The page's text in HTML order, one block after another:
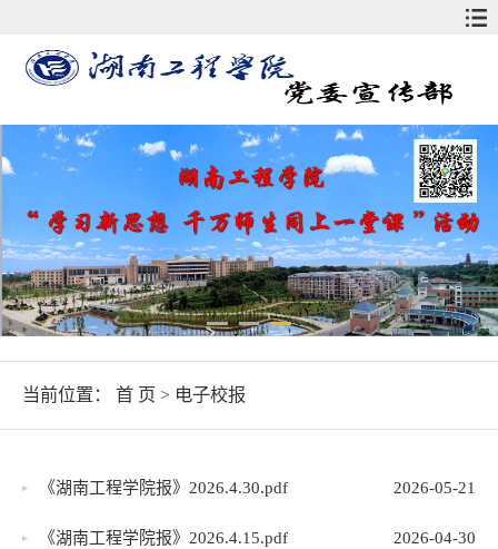
当前位置： 首 页 > 电子校报
2026-05-21
《湖南工程学院报》2026.4.30.pdf
2026-04-30
《湖南工程学院报》2026.4.15.pdf